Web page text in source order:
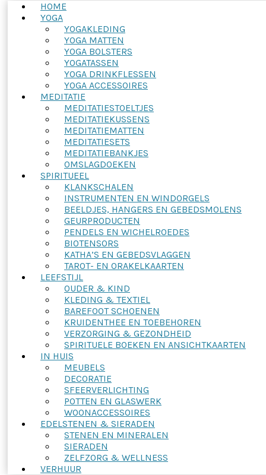
HOME
YOGA
YOGAKLEDING
YOGA MATTEN
YOGA BOLSTERS
YOGATASSEN
YOGA DRINKFLESSEN
YOGA ACCESSOIRES
MEDITATIE
MEDITATIESTOELTJES
MEDITATIEKUSSENS
MEDITATIEMATTEN
MEDITATIESETS
MEDITATIEBANKJES
OMSLAGDOEKEN
SPIRITUEEL
KLANKSCHALEN
INSTRUMENTEN EN WINDORGELS
BEELDJES, HANGERS EN GEBEDSMOLENS
GEURPRODUCTEN
PENDELS EN WICHELROEDES
BIOTENSORS
KATHA’S EN GEBEDSVLAGGEN
TAROT- EN ORAKELKAARTEN
LEEFSTIJL
OUDER & KIND
KLEDING & TEXTIEL
BAREFOOT SCHOENEN
KRUIDENTHEE EN TOEBEHOREN
VERZORGING & GEZONDHEID
SPIRITUELE BOEKEN EN ANSICHTKAARTEN
IN HUIS
MEUBELS
DECORATIE
SFEERVERLICHTING
POTTEN EN GLASWERK
WOONACCESSOIRES
EDELSTENEN & SIERADEN
STENEN EN MINERALEN
SIERADEN
ZELFZORG & WELLNESS
VERHUUR